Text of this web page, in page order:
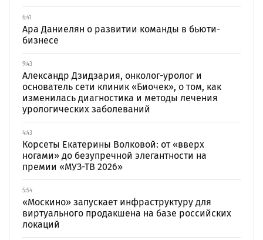
6:41
Ара Даниелян о развитии команды в бьюти-
бизнесе
9:43
Александр Дзидзария, онколог-уролог и
основатель сети клиник «Биочек», о том, как
изменилась диагностика и методы лечения
урологических заболеваний
4:43
Корсеты Екатерины Волковой: от «вверх
ногами» до безупречной элегантности на
премии «МУЗ-ТВ 2026»
5:54
«Москино» запускает инфраструктуру для
виртуального продакшена на базе российских
локаций